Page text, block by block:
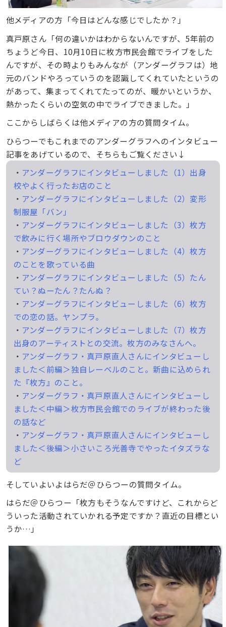
他メディアの方「今日はどんな感じでしたか？」
真戸原さん「何の違いかはわからないんですが、5年前の
ちょうど今日、10月10日に枚方市民会館でライブをした
んですが、その時よりもみんなが（アンダーグラフは）地
元のバンドやろっていうのを認識してくれていたというの
があって、集まってくれてたってのが、暖かいというか、
熱かったくらいの空気の中でライブできました。」
ここからしばらくは他メディアの方の質問タイム。
ひらつーでもこれまでのアンダーグラフへのインタビュー
記事をあげているので、そちらもご覧ください↓
・ アンダーグラフにインタビューしました（1）出身
校やよく行ったお店のこと
・ アンダーグラフにインタビューしました（2）変形
制服屋「バン」
・ アンダーグラフにインタビューしました（3）枚方
で飲みに行く場所やブロウダウンのこと
・ アンダーグラフにインタビューしました（4）枚方
のことを歌っている曲
・ アンダーグラフにインタビューしました（5）たん
てい？ぬーたん？たんぬ？
・ アンダーグラフにインタビューしました（6）枚方
での恋の話。ヤンプラ。
・ アンダーグラフにインタビューしました（7）枚方
出身のアーティストとの交流。枚方のみなさんへ。
・ アンダーグラフ・真戸原直人さんにインタビューし
ました＜前編＞独自レーベルのこと。新曲に込められ
た『枚方』のこと。
・ アンダーグラフ・真戸原直人さんにインタビューし
ました＜中編＞枚方市民会館でのライブが終わった後
の話など
・ アンダーグラフ・真戸原直人さんにインタビューし
ました＜後編＞小さいころ光善寺でやったイタズラな
ど
そしていよいよはらだ＠ひらつーの質問タイム。
はらだ＠ひらつー「枚方もそうなんですけど、これからど
ういった活動されていかれる予定ですか？直近の目標とい
うか…」